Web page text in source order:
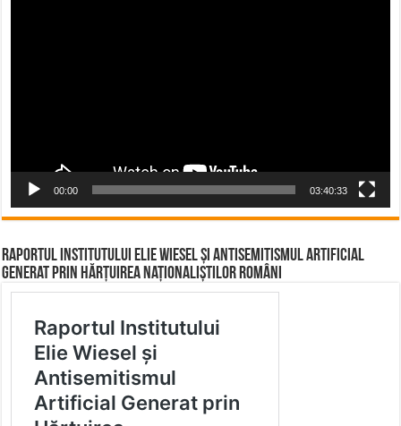
00:00 03:40:33
Raportul Institutului Elie Wiesel și Antisemitismul Artificial
Generat prin Hărțuirea Naționaliștilor Români